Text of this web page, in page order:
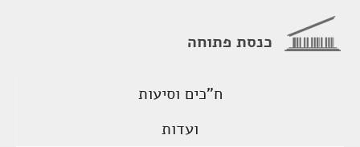
כנסת פתוחה
ח"כים וסיעות
ועדות